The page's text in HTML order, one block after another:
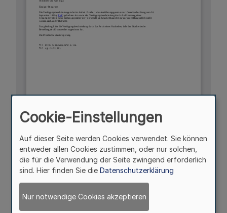
Cookie-Einstellungen
Auf dieser Seite werden Cookies verwendet. Sie können
entweder allen Cookies zustimmen, oder nur solchen,
die für die Verwendung der Seite zwingend erforderlich
sind. Hier finden Sie die Datenschutzerklärung
Nur notwendige Cookies akzeptieren